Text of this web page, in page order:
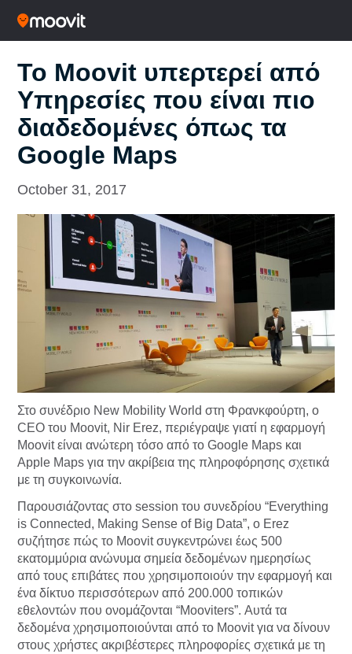
To Moovit υπερτερεί από
Υπηρεσίες που είναι πιο
διαδεδομένες όπως τα
Google Maps
October 31, 2017
Στο συνέδριο New Mobility World στη Φρανκφούρτη, ο
CEO του Moovit, Nir Erez, περιέγραψε γιατί η εφαρμογή
Moovit είναι ανώτερη τόσο από το Google Maps και
Apple Maps για την ακρίβεια της πληροφόρησης σχετικά
με τη συγκοινωνία.
Παρουσιάζοντας στο session του συνεδρίου “Everything
is Connected, Making Sense of Big Data”, ο Erez
συζήτησε πώς το Moovit συγκεντρώνει έως 500
εκατομμύρια ανώνυμα σημεία δεδομένων ημερησίως
από τους επιβάτες που χρησιμοποιούν την εφαρμογή και
ένα δίκτυο περισσότερων από 200.000 τοπικών
εθελοντών που ονομάζονται “Mooviters”. Αυτά τα
δεδομένα χρησιμοποιούνται από το Moovit για να δίνουν
στους χρήστες ακριβέστερες πληροφορίες σχετικά με τη